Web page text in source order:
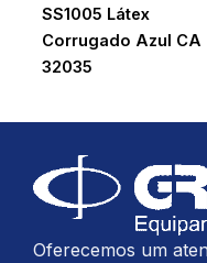
SS1005 Látex
Corrugado Azul CA
32035
Oferecemos um